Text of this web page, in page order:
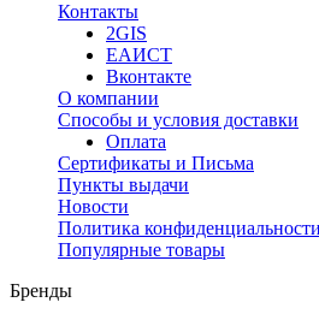
Контакты
2GIS
ЕАИСТ
Вконтакте
О компании
Способы и условия доставки
Оплата
Сертификаты и Письма
Пункты выдачи
Новости
Политика конфиденциальности
Популярные товары
Бренды